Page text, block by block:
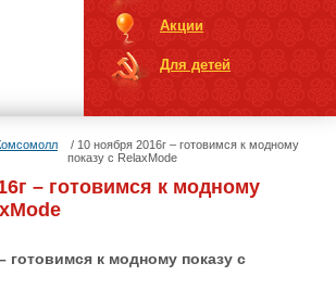
Акции
Для детей
10 ноября 2016г – готовимся к модному
показу с RelaxMode
– готовимся к модному
готовимся к модному показу с